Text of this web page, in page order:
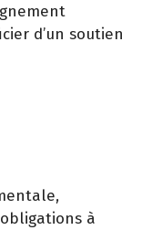
d’un soutien
à